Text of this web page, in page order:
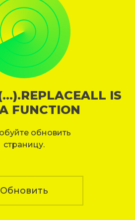
IS
FUNCTION
обновить
страницу.
Обновить